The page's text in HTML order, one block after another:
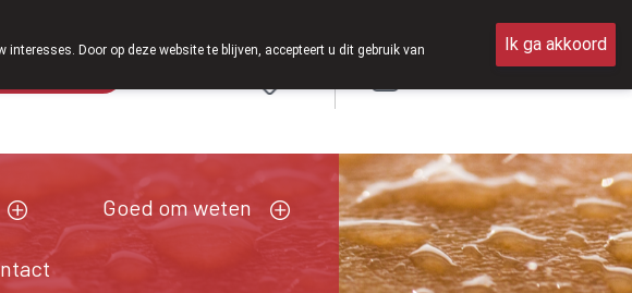
Goed om weten
Door op deze website te blijven, accepteert u dit gebruik van
Ik ga akkoord